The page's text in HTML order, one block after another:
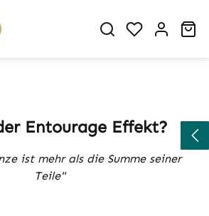
Du hast 0
Entourage Effekt?
ist mehr als die Summe seiner
Teile"